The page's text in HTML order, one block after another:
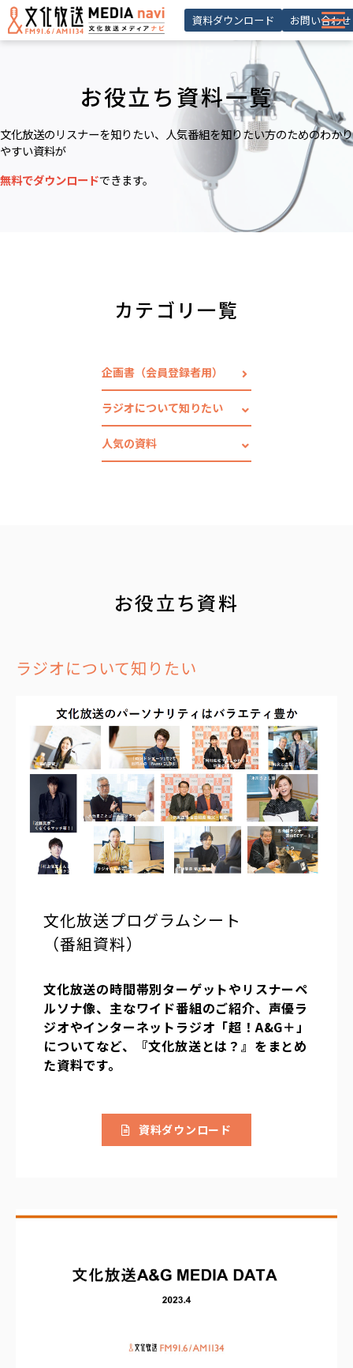
資料ダウンロード お問い合わせ
選ばれる理由
導入事例 ・活用事例
お知らせ
お役立ち資料一覧
文化放送のリスナーを知りたい、人気番組を知りたい方のためのわかり
やすい資料が
無料でダウンロードできます。
カテゴリ一覧
企画書（会員登録者用）
ラジオについて知りたい
人気の資料
お役立ち資料
ラジオについて知りたい
文化放送プログラムシート
（番組資料）
文化放送の時間帯別ターゲットやリスナーペ
ルソナ像、主なワイド番組のご紹介、声優ラ
ジオやインターネットラジオ「超！A&G＋」
についてなど、『文化放送とは？』をまとめ
た資料です。
資料ダウンロード